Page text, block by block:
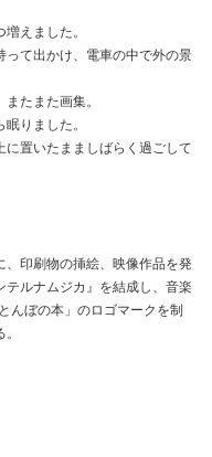
えました。
って出かけ、電車の中で外の景
たまた画集。
りました。
置いたまましばらく過ごして
印刷物の挿絵、映像作品を発
ルナムジカ』を結成し、音楽
んぼの本」のロゴマークを制